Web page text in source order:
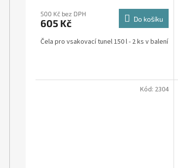
500 Kč bez DPH
605 Kč Do košíku
Čela pro vsakovací tunel 150 l - 2 ks v balení
Kód: 2304